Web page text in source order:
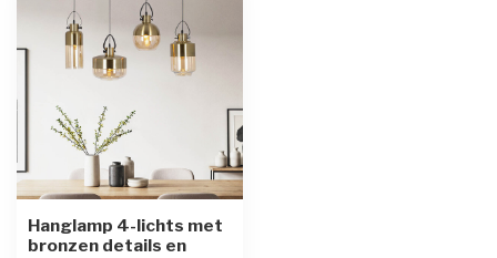
Hanglamp 4-lichts met
bronzen details en